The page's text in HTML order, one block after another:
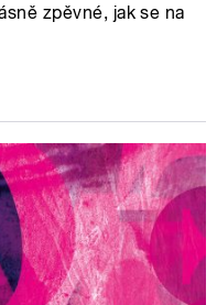
zpěvné, jak se na